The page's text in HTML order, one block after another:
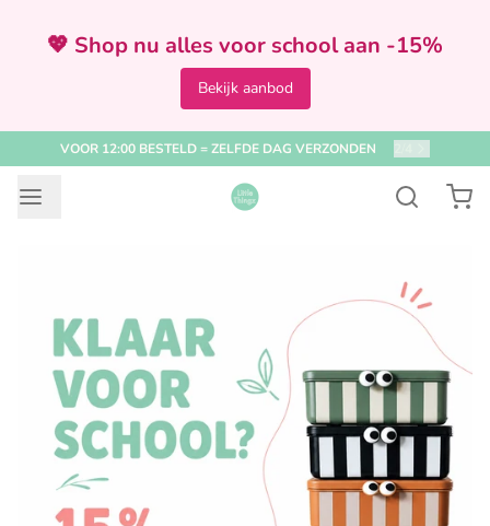
💖 Shop nu alles voor school aan -15%
Bekijk aanbod
VOOR 12:00 BESTELD = ZELFDE DAG VERZONDEN